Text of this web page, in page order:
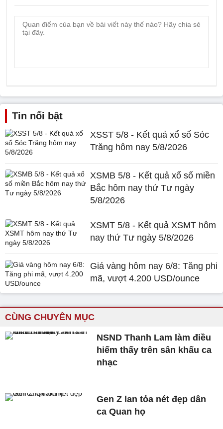
Tin nổi bật
XSST 5/8 - Kết quả xổ số Sóc
Trăng hôm nay 5/8/2026
XSMB 5/8 - Kết quả xổ số miền
Bắc hôm nay thứ Tư ngày
5/8/2026
XSMT 5/8 - Kết quả XSMT hôm
nay thứ Tư ngày 5/8/2026
Giá vàng hôm nay 6/8: Tăng phi
mã, vượt 4.200 USD/ounce
CÙNG CHUYÊN MỤC
NSND Thanh Lam làm điều
hiếm thấy trên sân khấu ca
nhạc
Gen Z lan tỏa nét đẹp dân
ca Quan họ